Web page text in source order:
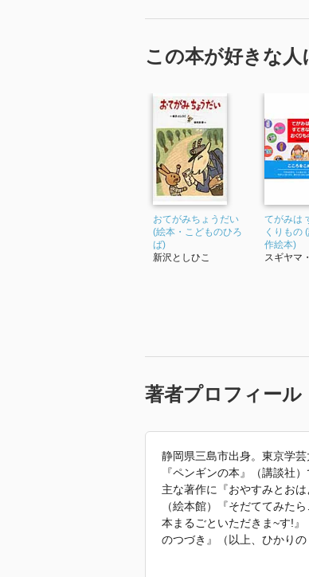
この本が好きな
おてがみちょうだい
(絵本・こどものひろ
ば)
新沢としひこ
てがみは
くりもの
作絵本)
スギヤマ
著者プロフィール
静岡県三島市出身。東京学芸
『ペンギンの本』（講談社
主な著作に『おやすみとお
（絵本館）『そだててみ
本まるごといただきま~す!
のつづき』（以上、ひかり